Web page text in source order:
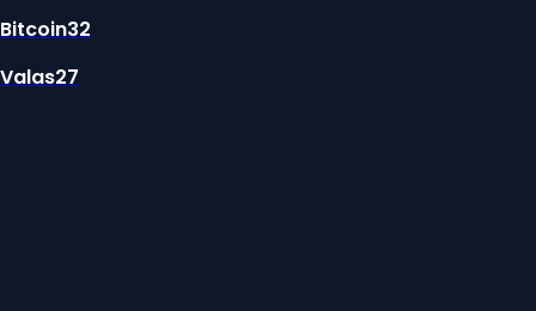
Bitcoin32
Valas27